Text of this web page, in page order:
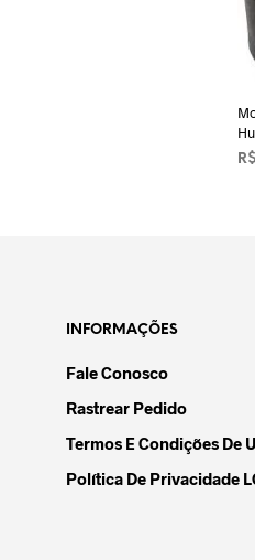
R$
INFORMAÇÕES
Fale Conosco
Rastrear Pedido
Termos E Condições De
Política De Privacidade